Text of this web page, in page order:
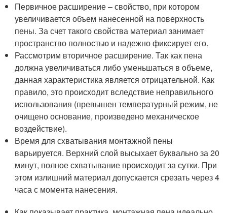
Первичное расширение – свойство, при котором
увеличивается объем нанесенной на поверхность
пены. За счет такого свойства материал занимает
пространство полностью и надежно фиксирует его.
Рассмотрим вторичное расширение. Так как пена
должна увеличиваться либо уменьшаться в объеме,
данная характеристика является отрицательной. Как
правило, это происходит вследствие неправильного
использования (превышен температурный режим, не
очищено основание, произведено механическое
воздействие).
Время для схватывания монтажной пены
варьируется. Верхний слой высыхает буквально за 20
минут, полное схватывание происходит за сутки. При
этом излишний материал допускается срезать через 4
часа с момента нанесения.